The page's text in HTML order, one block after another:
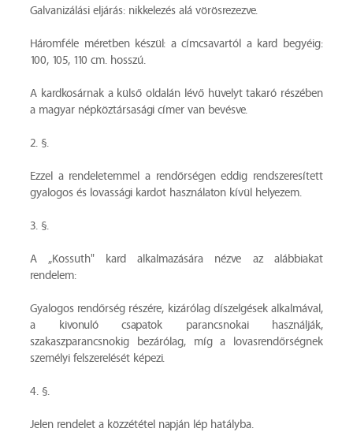
Galvanizálási eljárás: nikkelezés alá vörösrezezve.
Háromféle méretben készül: a címcsavartól a kard begyéig:
100, 105, 110 cm. hosszú.
A kardkosárnak a külső oldalán lévő hüvelyt takaró részében
a magyar népköztársasági címer van bevésve.
2. §.
Ezzel a rendeletemmel a rendőrségen eddig rendszeresített
gyalogos és lovassági kardot használaton kívül helyezem.
3. §.
A „Kossuth" kard alkalmazására nézve az alábbiakat
rendelem:
Gyalogos rendőrség részére, kizárólag díszelgések alkalmával,
a kivonuló csapatok parancsnokai használják,
szakaszparancsnokig bezárólag, míg a lovasrendőrségnek
személyi felszerelését képezi.
4. §.
Jelen rendelet a közzététel napján lép hatályba.